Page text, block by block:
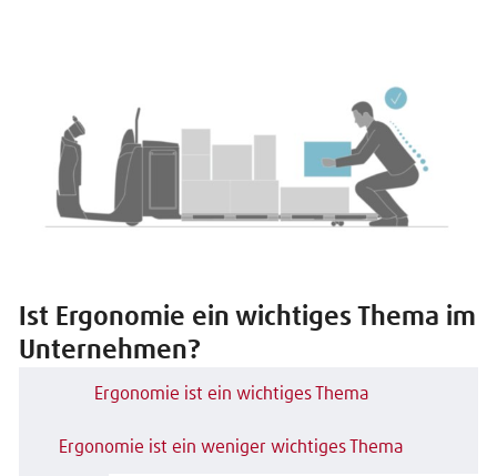
Ist Ergonomie ein wichtiges Thema im
Unternehmen?
Ergonomie ist ein wichtiges Thema
Ergonomie ist ein weniger wichtiges Thema